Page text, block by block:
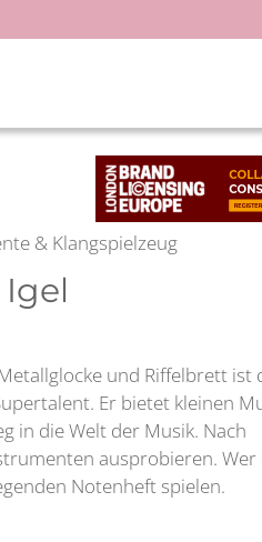
& Klangspielzeug
und Riffelbrett ist
Er bietet kleinen
in die Welt der Musik. Nach
ausprobieren. Wer
Notenheft spielen.